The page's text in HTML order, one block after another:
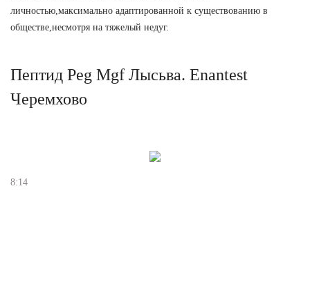
личностью,максимально адаптированной к существованию в
обществе,несмотря на тяжелый недуг.
Пептид Peg Mgf Лысьва. Enantest
Черемхово
8:14